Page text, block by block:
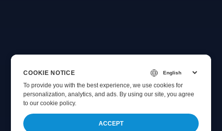
COOKIE NOTICE
To provide you with the best experience, we use cookies for
personalization, analytics, and ads. By using our site, you agree
toour cookie policy.
ACCEPT